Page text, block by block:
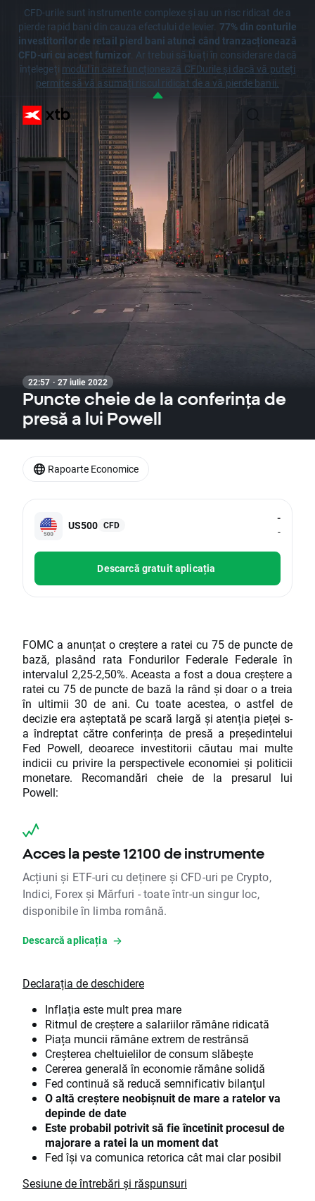
CFD-urile sunt instrumente complexe și au un risc ridicat de a
pierde rapid bani din cauza efectului de levier. 77% din conturile
investitorilor de retail pierd bani atunci când tranzacționează
CFD-uri cu acest furnizor. Ar trebui să luați în considerare dacă
înțelegeți modul în care funcționează CFDurile și dacă vă puteți
permite să vă asumați riscul ridicat de a vă pierde banii.
22:57 · 27 iulie 2022
Puncte cheie de la conferința de
presă a lui Powell
US500 CFD
-
-
Descarcă gratuit aplicația
FOMC a anunțat o creștere a ratei cu 75 de puncte de
bază, plasând rata Fondurilor Federale Federale în
intervalul 2,25-2,50%. Aceasta a fost a doua creștere a
ratei cu 75 de puncte de bază la rând și doar o a treia
în ultimii 30 de ani. Cu toate acestea, o astfel de
decizie era așteptată pe scară largă și atenția pieței s-
a îndreptat către conferința de presă a președintelui
Fed Powell, deoarece investitorii căutau mai multe
indicii cu privire la perspectivele economiei și politicii
monetare. Recomandări cheie de la presarul lui
Powell:
Acces la peste 12100 de instrumente
Acțiuni și ETF-uri cu deținere și CFD-uri pe Crypto,
Indici, Forex și Mărfuri - toate într-un singur loc,
disponibile în limba română.
Descarcă aplicația
Declarația de deschidere
Inflația este mult prea mare
Ritmul de creștere a salariilor rămâne ridicată
Piața muncii rămâne extrem de restrânsă
Creșterea cheltuielilor de consum slăbește
Cererea generală în economie rămâne solidă
Fed continuă să reducă semnificativ bilanţul
O altă creștere neobișnuit de mare a ratelor va
depinde de date
Este probabil potrivit să fie încetinit procesul de
majorare a ratei la un moment dat
Fed își va comunica retorica cât mai clar posibil
Sesiune de întrebări și răspunsuri
Rapoarte Economice